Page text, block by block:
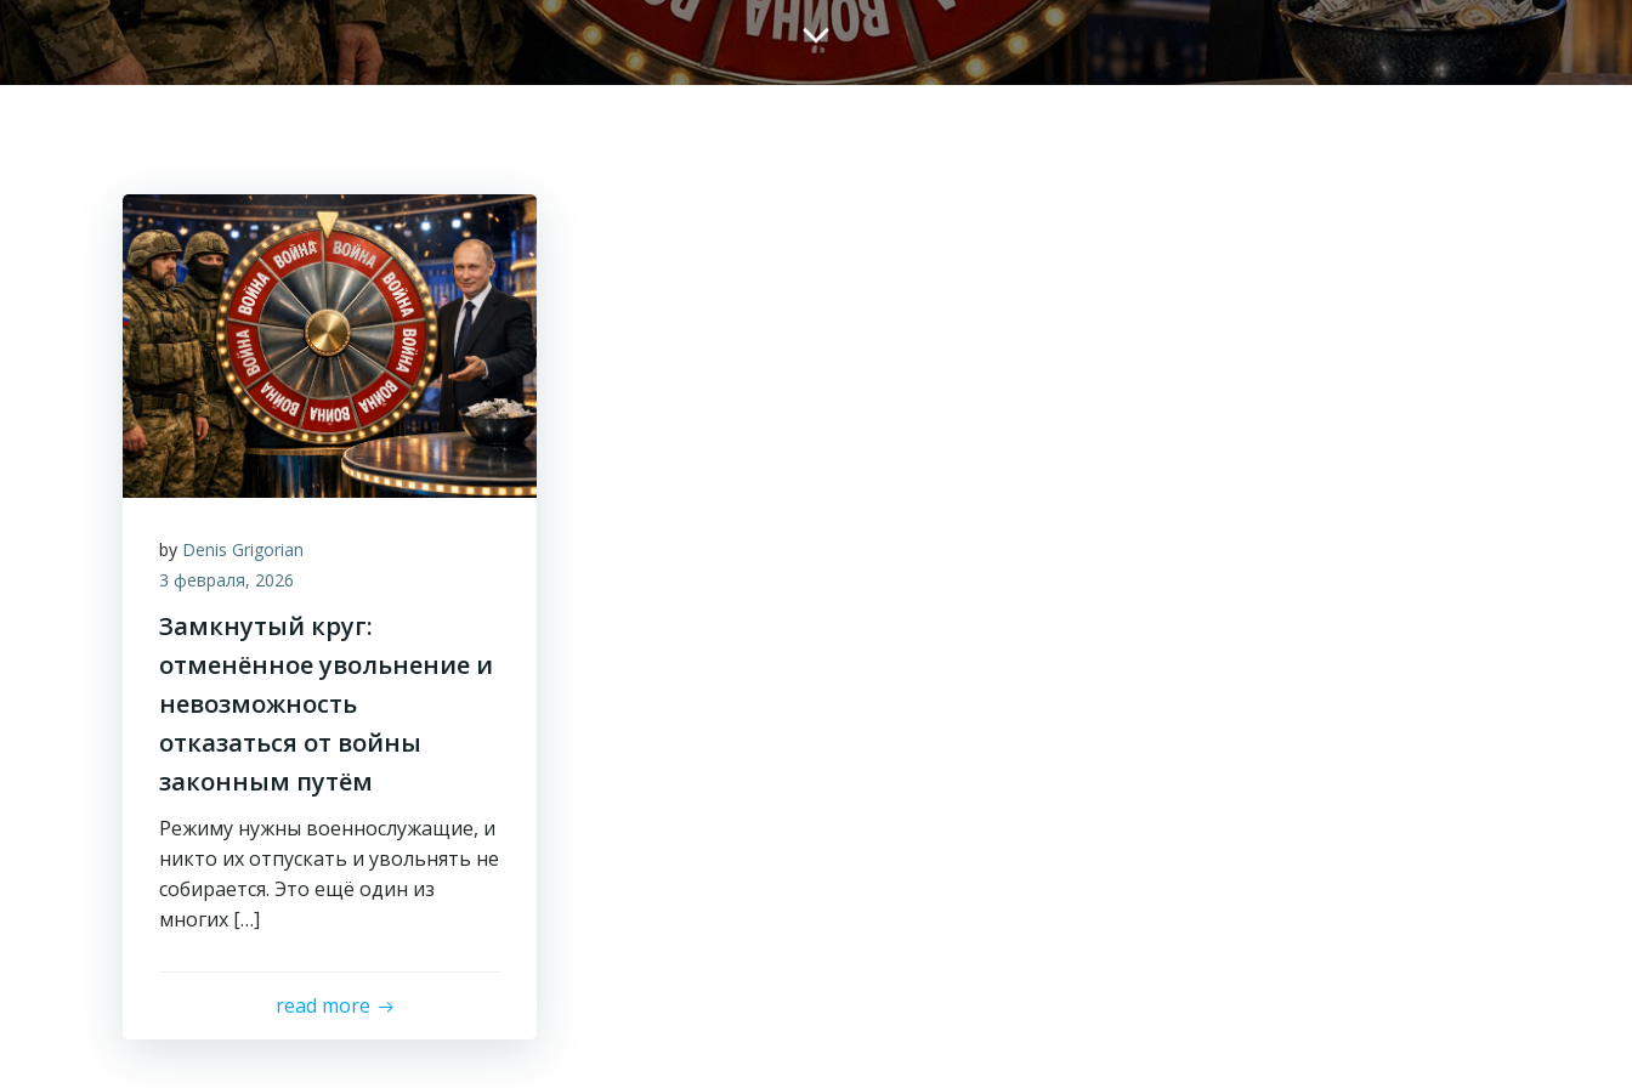
by Denis Grigorian
3 февраля, 2026
Замкнутый круг:
отменённое увольнение и
невозможность
отказаться от войны
законным путём
Режиму нужны военнослужащие, и
никто их отпускать и увольнять не
собирается. Это ещё один из
многих […]
read more